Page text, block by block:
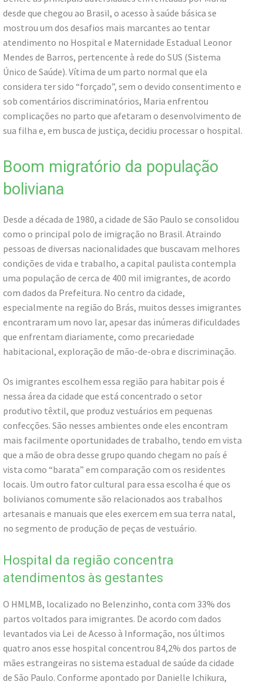
desde que chegou ao Brasil, o acesso à saúde básica se
mostrou um dos desafios mais marcantes ao tentar
atendimento no Hospital e Maternidade Estadual Leonor
Mendes de Barros, pertencente à rede do SUS (Sistema
Único de Saúde). Vítima de um parto normal que ela
considera ter sido “forçado”, sem o devido consentimento e
sob comentários discriminatórios, Maria enfrentou
complicações no parto que afetaram o desenvolvimento de
sua filha e, em busca de justiça, decidiu processar o hospital.
Boom migratório da população
boliviana
Desde a década de 1980, a cidade de São Paulo se consolidou
como o principal polo de imigração no Brasil. Atraindo
pessoas de diversas nacionalidades que buscavam melhores
condições de vida e trabalho, a capital paulista contempla
uma população de cerca de 400 mil imigrantes, de acordo
com dados da Prefeitura. No centro da cidade,
especialmente na região do Brás, muitos desses imigrantes
encontraram um novo lar, apesar das inúmeras dificuldades
que enfrentam diariamente, como precariedade
habitacional, exploração de mão-de-obra e discriminação.
Os imigrantes escolhem essa região para habitar pois é
nessa área da cidade que está concentrado o setor
produtivo têxtil, que produz vestuários em pequenas
confecções. São nesses ambientes onde eles encontram
mais facilmente oportunidades de trabalho, tendo em vista
que a mão de obra desse grupo quando chegam no país é
vista como “barata” em comparação com os residentes
locais. Um outro fator cultural para essa escolha é que os
bolivianos comumente são relacionados aos trabalhos
artesanais e manuais que eles exercem em sua terra natal,
no segmento de produção de peças de vestuário.
Hospital da região concentra
atendimentos às gestantes
O HMLMB, localizado no Belenzinho, conta com 33% dos
partos voltados para imigrantes. De acordo com dados
levantados via Lei de Acesso à Informação, nos últimos
quatro anos esse hospital concentrou 84,2% dos partos de
mães estrangeiras no sistema estadual de saúde da cidade
de São Paulo. Conforme apontado por Danielle Ichikura,